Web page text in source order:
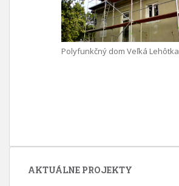
Polyfunkčný dom Veľká Lehôtka
AKTUÁLNE PROJEKTY